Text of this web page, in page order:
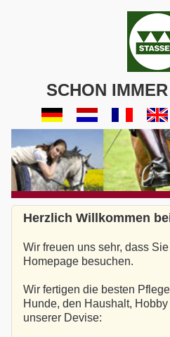
SCHON
Herzlich Willkommen
Wir freuen uns sehr, dass
Homepage besuchen.
Wir fertigen die besten
Hunde, den Haushalt,
unserer Devise: